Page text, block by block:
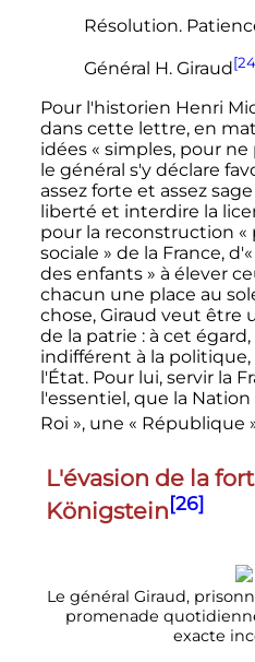
Résolution.
Général H. Giraud
Pour l'historien Henri
dans cette lettre, en
idées « simples, pour
le général s'y déclare
assez forte et assez sage
liberté et interdire la
pour la reconstruction «
sociale » de la France, d'
des enfants » à élever
chacun une place au
chose, Giraud veut être
de la patrie : à cet
indifférent à la politique,
l'État. Pour lui, servir la
l'essentiel, que la
Roi », une « République
L'évasion de la
Königstein[26]
Le général Giraud,
promenade
exacte